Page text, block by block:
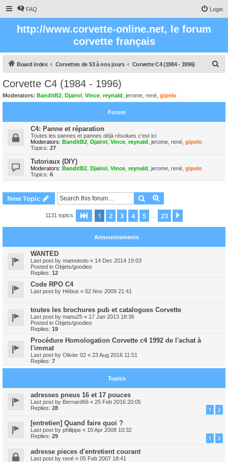
FAQ Login
http://www.corvette-online.net, le forum
corvette français
Board index Corvettes de 53 à nos jours Corvette C4 (1984 - 1996)
Corvette C4 (1984 - 1996)
Moderators: BanditB2 Djairol Vince reynald jerome rené gipelo
Forum
C4: Panne et réparation
Toutes les pannes et pannes déjà résolues c'est ici
Moderators: BanditB2 Djairol Vince reynald jerome rené gipelo
Topics: 27
Tutoriaux (DIY)
Moderators: BanditB2 Djairol Vince reynald jerome rené gipelo
Topics: 6
New Topic Search
1131 topics Page 1of 23
1 2 3 4 5 23
Announcements
WANTED
Last post by mamotodo « 14 Dec 2014 19:03
Posted in Objets/goodies
Replies: 12
Code RPO C4
Last post by Hébus « 02 Nov 2009 21:41
toutes les brochures pub et catalogues Corvette
Last post by manu25 « 17 Jan 2013 18:36
Posted in Objets/goodies
Replies: 19
Procédure Homologation Corvette c4 1992 de l'achat à
l'immat
Last post by Olivier 02 « 23 Aug 2016 11:51
Replies: 7
Topics
adresses pneus 16 et 17 pouces
Last post by Bernard66 « 25 Feb 2016 20:05
Replies: 28 1 2
[entretien] Quand faire quoi ?
Last post by philippe « 10 Apr 2008 10:32
Replies: 29 1 2
adresse pieces d'entretient courant
Last post by rené « 05 Feb 2007 18:41